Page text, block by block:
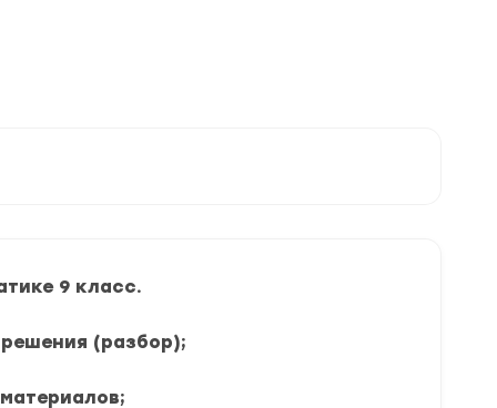
9 класс.
(разбор);